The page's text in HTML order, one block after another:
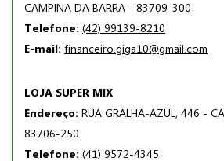
CAMPINA DA BARRA - 83709-300
Telefone: (42) 99139-8210
E-mail: financeiro.giga10@gmail.com
LOJA SUPER MIX
Endereço: RUA GRALHA-AZUL, 446 -
83706-250
Telefone: (41) 9572-4345